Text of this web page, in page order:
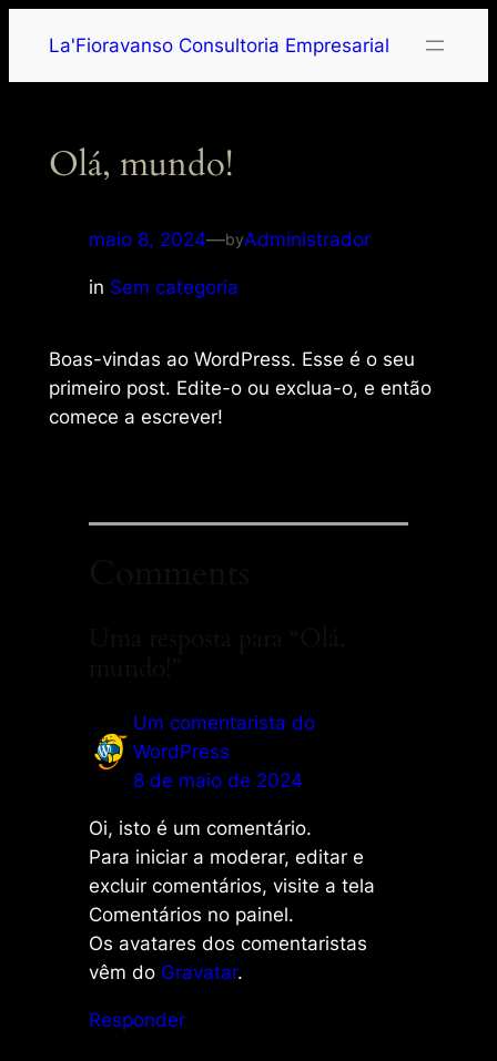
La'Fioravanso Consultoria Empresarial
Olá, mundo!
maio 8, 2024—byAdministrador
in Sem categoria
Boas-vindas ao WordPress. Esse é o seu
primeiro post. Edite-o ou exclua-o, e então
comece a escrever!
Um comentarista do
WordPress
8 de maio de 2024
Oi, isto é um comentário.
Para iniciar a moderar, editar e
excluir comentários, visite a tela
Comentários no painel.
Os avatares dos comentaristas
vêm do Gravatar.
Responder